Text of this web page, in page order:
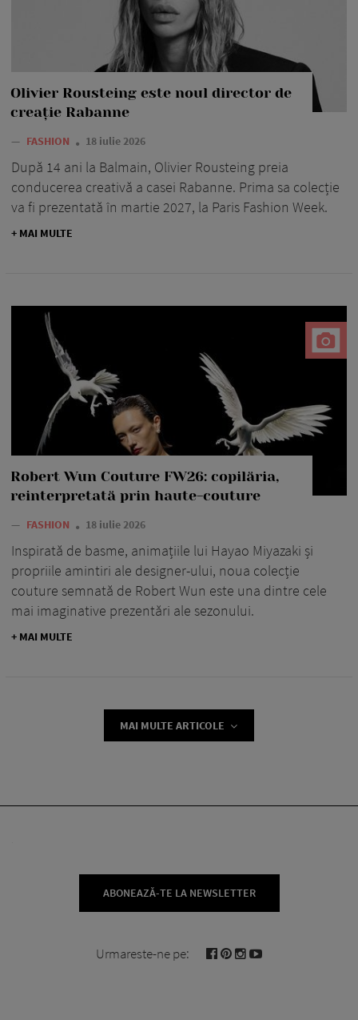
Olivier Rousteing este noul director de
creație Rabanne
— FASHION 18 iulie 2026
După 14 ani la Balmain, Olivier Rousteing preia
conducerea creativă a casei Rabanne. Prima sa colecție
va fi prezentată în martie 2027, la Paris Fashion Week.
+ MAI MULTE
Robert Wun Couture FW26: copilăria,
reinterpretată prin haute-couture
— FASHION 18 iulie 2026
Inspirată de basme, animațiile lui Hayao Miyazaki și
propriile amintiri ale designer-ului, noua colecție
couture semnată de Robert Wun este una dintre cele
mai imaginative prezentări ale sezonului.
+ MAI MULTE
MAI MULTE ARTICOLE
ABONEAZĂ-TE LA NEWSLETTER
Urmareste-ne pe: